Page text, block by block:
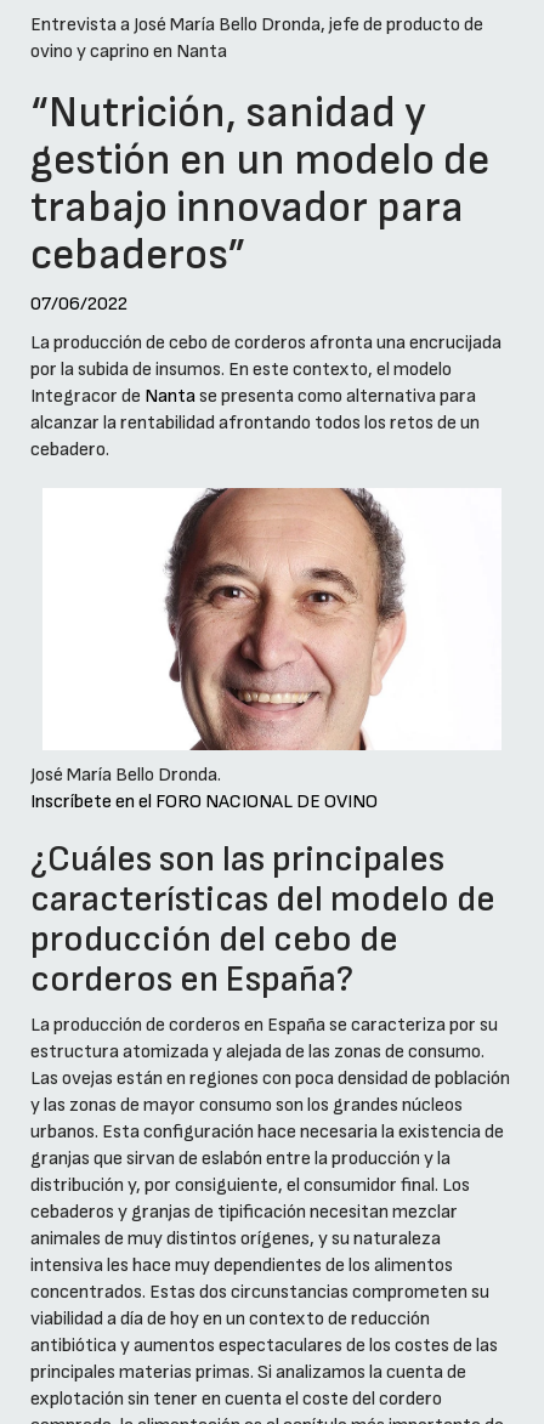
Entrevista a José María Bello Dronda, jefe de producto de
ovino y caprino en Nanta
“Nutrición, sanidad y
gestión en un modelo de
trabajo innovador para
cebaderos”
07/06/2022
La producción de cebo de corderos afronta una encrucijada
por la subida de insumos. En este contexto, el modelo
Integracor de Nantase presenta como alternativa para
alcanzar la rentabilidad afrontando todos los retos de un
cebadero.
José María Bello Dronda.
Inscríbete en el FORO NACIONAL DE OVINO
¿Cuáles son las principales
características del modelo de
producción del cebo de
corderos en España?
La producción de corderos en España se caracteriza por su
estructura atomizada y alejada de las zonas de consumo.
Las ovejas están en regiones con poca densidad de población
y las zonas de mayor consumo son los grandes núcleos
urbanos. Esta configuración hace necesaria la existencia de
granjas que sirvan de eslabón entre la producción y la
distribución y, por consiguiente, el consumidor final. Los
cebaderos y granjas de tipificación necesitan mezclar
animales de muy distintos orígenes, y su naturaleza
intensiva les hace muy dependientes de los alimentos
concentrados. Estas dos circunstancias comprometen su
viabilidad a día de hoy en un contexto de reducción
antibiótica y aumentos espectaculares de los costes de las
principales materias primas. Si analizamos la cuenta de
explotación sin tener en cuenta el coste del cordero